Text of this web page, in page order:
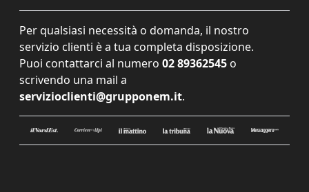
Per qualsiasi necessità o domanda, il nostro
servizio clienti è a tua completa disposizione.
Puoi contattarci al numero 02 89362545 o
scrivendo una mail a
servizioclienti@grupponem.it.